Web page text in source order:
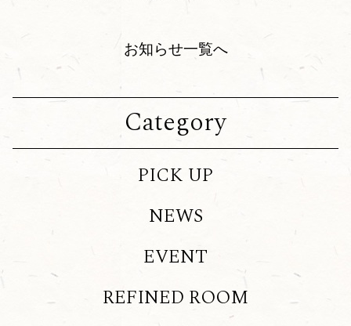
お知らせ一覧へ
Category
PICK UP
NEWS
EVENT
REFINED ROOM